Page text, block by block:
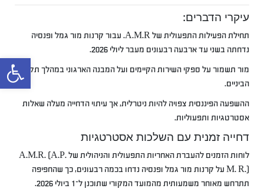
עיקרי הדברים:
תחילת הפעילות התפעולית של A.M.R. עבור קרנות מור גמל ופנסיה
נדחתה בשני עד ארבעה רבעונים מעבר ליולי 2026.
מור תשמור על ספקי השירות הקיימים ועל המבנה הארגוני במהלך תקופת
הביניים.
ההשפעה הפיננסית צפויה להיות ניטרלית, אך עיתוי הדחייה מעלה שאלות
אסטרטגיות ותפעוליות.
דחייה זמנית עם השלכות אסטרטגיות
לוחות הזמנים להעברת האחריות התפעולית והניהולית של A.M.R. (A.P.
M. R.) על קרנות מור גמל ופנסיה נדחו בכמה רבעונים, כך שהחפיפה
תתרחש מאוחר משמעותית מהמועד המקורי שתוכנן ל־1 ביולי 2026.